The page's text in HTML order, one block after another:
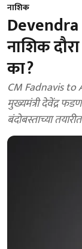
नाशिक
Devendra
नाशिक
का?
CM Fadnavis to
मुख्यमंत्री देवेंद्र
बंदोबस्ताच्या